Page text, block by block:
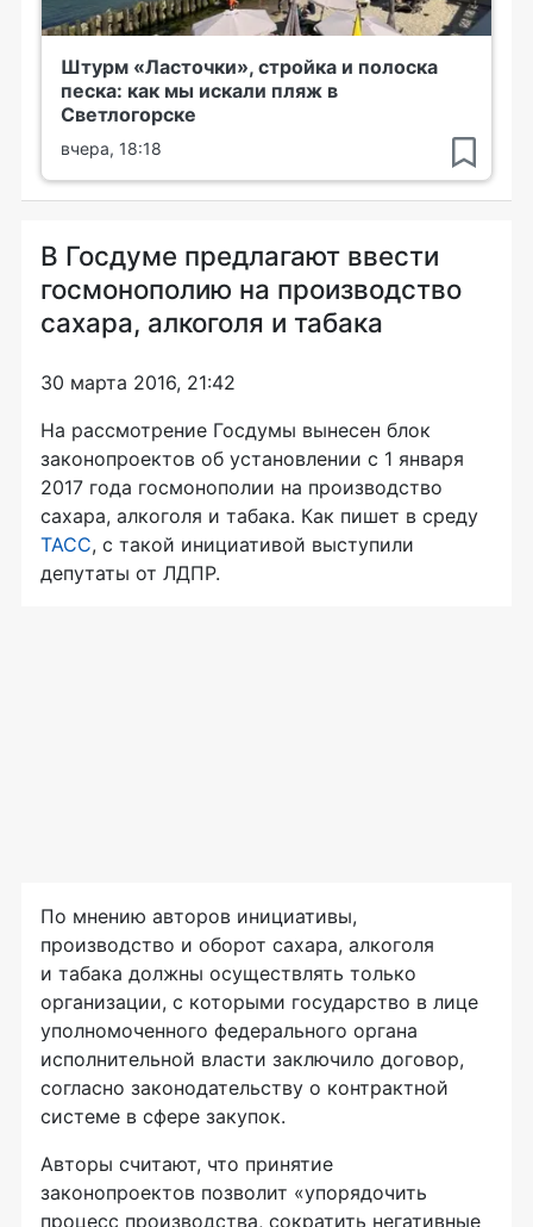
Штурм «Ласточки», стройка и полоска
песка: как мы искали пляж в
Светлогорске
вчера, 18:18
В Госдуме предлагают ввести
госмонополию на производство
сахара, алкоголя и табака
30 марта 2016, 21:42
На рассмотрение Госдумы вынесен блок
законопроектов об установлении с 1 января
2017 года госмонополии на производство
сахара, алкоголя и табака. Как пишет в среду
ТАСС, с такой инициативой выступили
депутаты от ЛДПР.
По мнению авторов инициативы,
производство и оборот сахара, алкоголя
и табака должны осуществлять только
организации, с которыми государство в лице
уполномоченного федерального органа
исполнительной власти заключило договор,
согласно законодательству о контрактной
системе в сфере закупок.
Авторы считают, что принятие
законопроектов позволит «упорядочить
процесс производства, сократить негативные